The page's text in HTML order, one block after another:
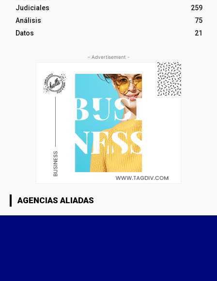
Judiciales
259
Análisis
75
Datos
21
- Advertisement -
AGENCIAS ALIADAS